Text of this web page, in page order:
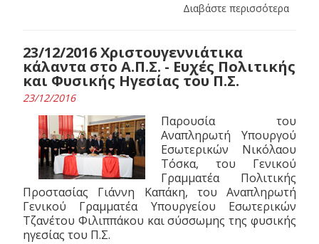
Διαβάστε περισσότερα
23/12/2016 Χριστουγεννιάτικα
κάλαντα στο Α.Π.Σ. - Ευχές Πολιτικής
και Φυσικής Ηγεσίας του Π.Σ.
23/12/2016
Παρουσία του
Αναπληρωτή Υπουργoύ
Εσωτερικών Νικόλαου
Τόσκα, του Γενικού
Γραμματέα Πολιτικής
Προστασίας Γιάννη Καπάκη, του Αναπληρωτή
Γενικού Γραμματέα Υπουργείου Εσωτερικών
Τζανέτου Φιλιππάκου και σύσσωμης της φυσικής
ηγεσίας του Π.Σ.